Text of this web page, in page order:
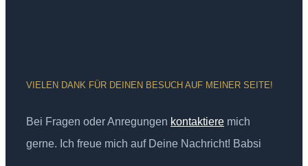
VIELEN DANK FÜR DEINEN BESUCH AUF MEINER SEITE!
Bei Fragen oder Anregungen kontaktiere mich
gerne. Ich freue mich auf Deine Nachricht! Babsi